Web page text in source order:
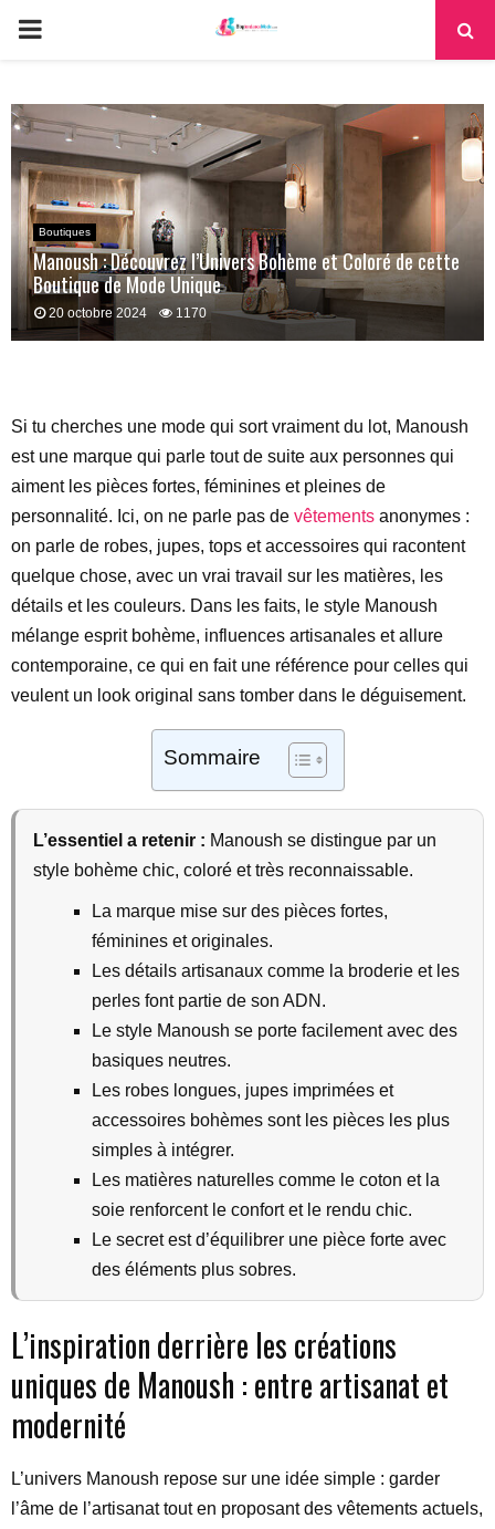
PRIMARY
Boutiques
Manoush : Découvrez l’Univers Bohème et Coloré de cette
Boutique de Mode Unique
20 octobre 2024 1170
Si tu cherches une mode qui sort vraiment du lot, Manoush
est une marque qui parle tout de suite aux personnes qui
aiment les pièces fortes, féminines et pleines de
personnalité. Ici, on ne parle pas de vêtements anonymes :
on parle de robes, jupes, tops et accessoires qui racontent
quelque chose, avec un vrai travail sur les matières, les
détails et les couleurs. Dans les faits, le style Manoush
mélange esprit bohème, influences artisanales et allure
contemporaine, ce qui en fait une référence pour celles qui
veulent un look original sans tomber dans le déguisement.
Sommaire
L’essentiel a retenir : Manoush se distingue par un
style bohème chic, coloré et très reconnaissable.
La marque mise sur des pièces fortes,
féminines et originales.
Les détails artisanaux comme la broderie et les
perles font partie de son ADN.
Le style Manoush se porte facilement avec des
basiques neutres.
Les robes longues, jupes imprimées et
accessoires bohèmes sont les pièces les plus
simples à intégrer.
Les matières naturelles comme le coton et la
soie renforcent le confort et le rendu chic.
Le secret est d’équilibrer une pièce forte avec
des éléments plus sobres.
L’inspiration derrière les créations
uniques de Manoush : entre artisanat et
modernité
L’univers Manoush repose sur une idée simple : garder
l’âme de l’artisanat tout en proposant des vêtements actuels,